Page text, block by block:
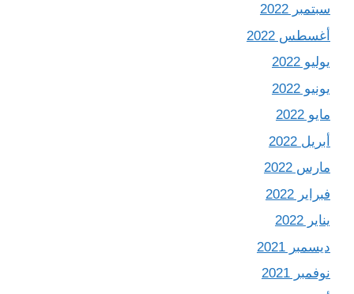
سبتمبر 2022
أغسطس 2022
يوليو 2022
يونيو 2022
مايو 2022
أبريل 2022
مارس 2022
فبراير 2022
يناير 2022
ديسمبر 2021
نوفمبر 2021